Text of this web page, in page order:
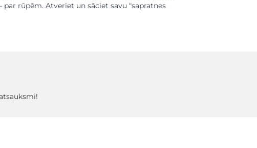
rūpēm. Atveriet un sāciet savu “sapratnes